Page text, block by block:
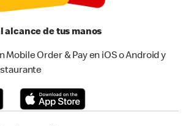
alcance de tus manos
Mobile Order & Pay en iOS o Android y